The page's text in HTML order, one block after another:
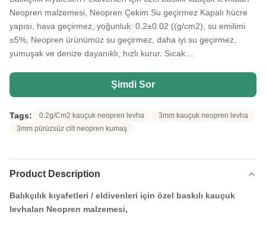
Neopren malzemesi, Neopren Çekim Su geçirmez Kapalı hücre
yapısı, hava geçirmez, yoğunluk: 0.2±0.02 ((g/cm2), su emilimi
≤5%, Neopren ürünümüz su geçirmez, daha iyi su geçirmez,
yumuşak ve denize dayanıklı, hızlı kurur. Sıcak ...
Şimdi Sor
Tags: 0.2g/Cm2 kauçuk neopren levha
3mm kauçuk neopren levha
3mm pürüzsüz cilt neopren kumaş
Product Description
Balıkçılık kıyafetleri / eldivenleri için özel baskılı kauçuk
levhaları Neopren malzemesi,